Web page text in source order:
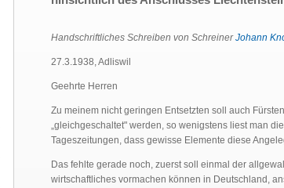
Handschriftliches Schreiben von SchreinerJohann
27.3.1938, Adliswil
Geehrte Herren
Zu meinem nicht geringen Entsetzten soll auch
„gleichgeschaltet" werden, so wenigstens liest man
Tageszeitungen, dass gewisse Elemente diese
Das fehlte gerade noch, zuerst soll einmal der
wirtschaftliches vormachen können in Deutschland,